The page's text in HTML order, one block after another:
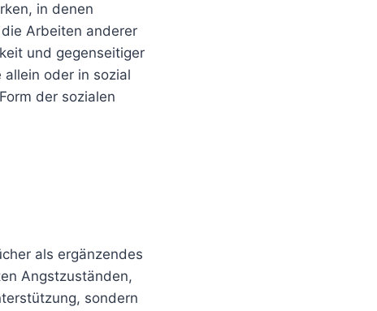
in denen
Arbeiten anderer
und gegenseitiger
oder in sozial
der sozialen
als ergänzendes
Angstzuständen,
sondern